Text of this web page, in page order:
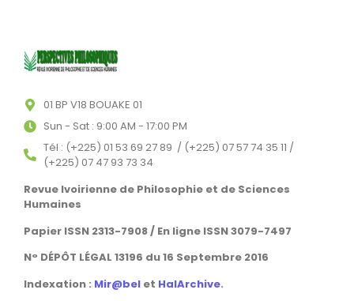
01 BP V18 BOUAKE 01
Sun - Sat : 9:00 AM - 17:00 PM
Tél : (+225) 01 53 69 27 89 / (+225) 07 57 74 35 11 /
(+225) 07 47 93 73 34
Revue Ivoirienne de Philosophie et de Sciences
Humaines
Papier ISSN 2313-7908 / En ligne ISSN 3079-7497
N° DÉPÔT LÉGAL 13196 du 16 Septembre 2016
Indexation : Mir@bel et HalArchive.